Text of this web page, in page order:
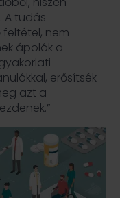
A tudás
nem
ápolók a
erősítsék
azt a